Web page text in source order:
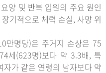
양 및 반복 입원의 주요 원인
기적으로 체력 손실, 사망 위
만명당)은 주거지 손상은 75
세(623명)보다 약 3.3배, 특
가 같은 연령의 남자보다 약